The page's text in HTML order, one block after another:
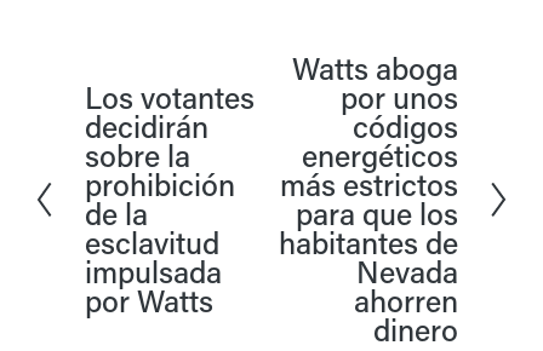
A
n
t
e
r
i
o
Los votantes
decidirán
sobre la
prohibición
de la
esclavitud
impulsada
por Watts
Watts aboga
por unos
códigos
energéticos
más estrictos
para que los
habitantes de
Nevada
ahorren
dinero